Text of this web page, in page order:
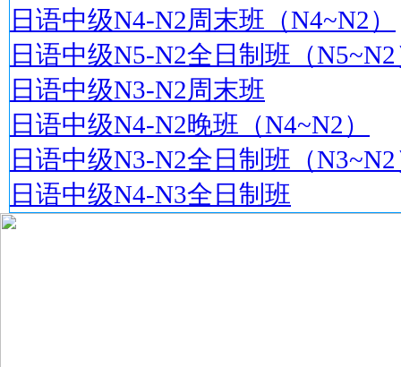
日语中级N4-N2周末班（N4~N2）
日语中级N5-N2全日制班（
日语中级N3-N2周末班
日语中级N4-N2晚班（N4~N2）
日语中级N3-N2全日制班（
日语中级N4-N3全日制班